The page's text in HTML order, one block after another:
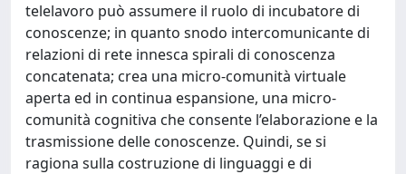
telelavoro può assumere il ruolo di incubatore di
conoscenze; in quanto snodo intercomunicante di
relazioni di rete innesca spirali di conoscenza
concatenata; crea una micro-comunità virtuale
aperta ed in continua espansione, una micro-
comunità cognitiva che consente l’elaborazione e la
trasmissione delle conoscenze. Quindi, se si
ragiona sulla costruzione di linguaggi e di